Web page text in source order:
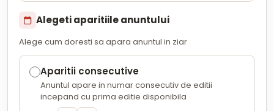
Alegeti aparitiile anuntului
Alege cum doresti sa apara anuntul in ziar
Aparitii consecutive
Anuntul apare in numar consecutiv de editii
incepand cu prima editie disponibila